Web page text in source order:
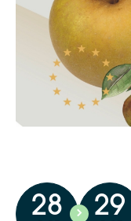
28 29